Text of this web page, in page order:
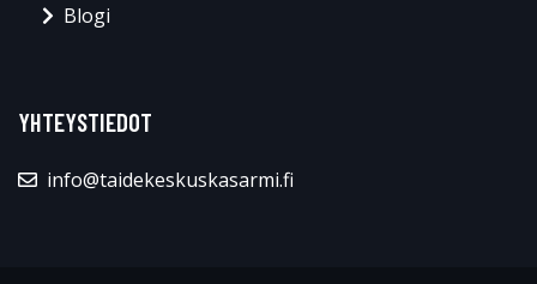
Blogi
YHTEYSTIEDOT
info@taidekeskuskasarmi.fi